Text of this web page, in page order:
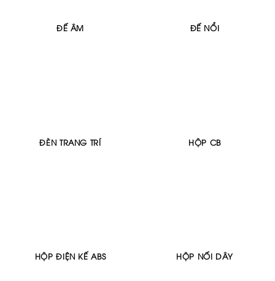
ĐẾ ÂM ĐẾ NỔI
ĐÈN TRANG TRÍ HỘP CB
HỘP ĐIỆN KẾ ABS HỘP NỐI DÂY